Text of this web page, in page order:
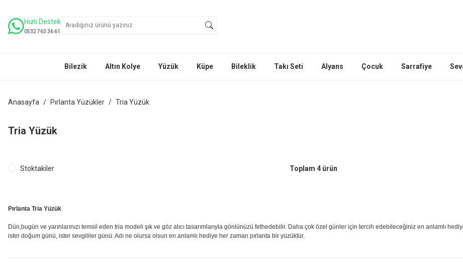
Hızlı Destek
0532 763 36 61
Bilezik Altın Kolye Yüzük Küpe Bileklik Takı Seti Alyans Çocuk Sarrafiye
Anasayfa Pırlanta Yüzükler Tria Yüzük
Tria Yüzük
Stoktakiler Toplam 4 ürün
Pırlanta Tria Yüzük
Dün,bugün ve yarınlarınızı temsil eden tria modeli şık ve göz alıcı tasarımlarıyla gönlünüzü fethedebilir. Daha çok özel günler için tercih edebileceğiniz en anlamlı
ister doğum günü, ister sevgililer günü. Adı ne olursa olsun en anlamlı hediye her zaman pırlanta bir yüzüktür.